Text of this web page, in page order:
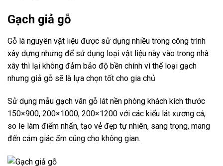
Gạch giả gỗ
Gỗ là nguyên vật liệu được sử dụng nhiều trong công trình
xây dựng nhưng để sử dụng loại vật liệu này vào trong nhà
xây thì lại không đảm bảo độ bền chính vì thế loại gạch
nhưng giả gỗ sẽ là lựa chọn tốt cho gia chủ
Sử dụng mẫu gạch vân gỗ lát nền phòng khách kích thước
150×900, 200×1000, 200×1200 với các kiểu lát xương cá,
so le làm điểm nhấn, tạo vẻ đẹp tự nhiên, sang trọng, mang
đến cảm giác ấm cúng cho không gian.